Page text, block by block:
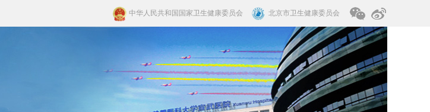
中华人民共和国国家卫生健康委员会 北京市卫生健康委员会